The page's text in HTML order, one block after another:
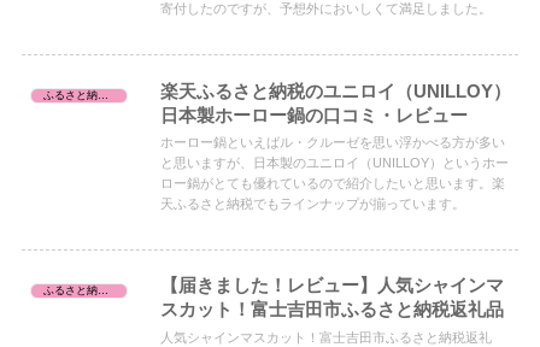
寄付したのですが、予想外においしくて満足しました。
楽天ふるさと納税のユニロイ（UNILLOY）
日本製ホーロー鍋の口コミ・レビュー
ホーロー鍋といえばル・クルーゼを思い浮かべる方が多い
と思いますが、日本製のユニロイ（UNILLOY）というホー
ロー鍋がとても優れているので紹介したいと思います。楽
天ふるさと納税でもラインナップが揃っています。
【届きました！レビュー】人気シャインマ
スカット！富士吉田市ふるさと納税返礼品
人気シャインマスカット！富士吉田市ふるさと納税返礼